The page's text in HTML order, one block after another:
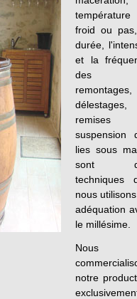
froid ou
durée,
et la
des
remontages,
délestages,
remises
suspension
lies sous
sont
techniques
nous
adéquation
le millésime.
Nous
notre